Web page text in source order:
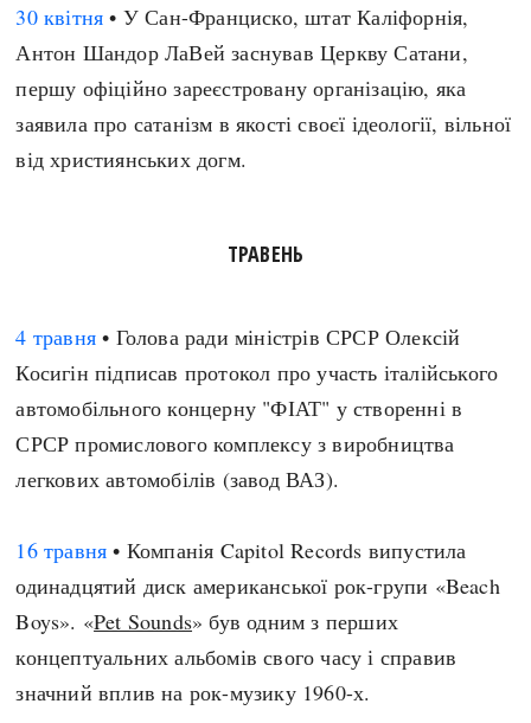
30 квітня • У Сан-Франциско, штат Каліфорнія,
Антон Шандор ЛаВей заснував Церкву Сатани,
першу офіційно зареєстровану організацію, яка
заявила про сатанізм в якості своєї ідеології, вільної
від християнських догм.
ТРАВЕНЬ
4 травня • Голова ради міністрів СРСР Олексій
Косигін підписав протокол про участь італійського
автомобільного концерну "ФІАТ" у створенні в
СРСР промислового комплексу з виробництва
легкових автомобілів (завод ВАЗ).
16 травня • Компанія Capitol Records випустила
одинадцятий диск американської рок-групи «Beach
Boys». «Pet Sounds» був одним з перших
концептуальних альбомів свого часу і справив
значний вплив на рок-музику 1960-х.